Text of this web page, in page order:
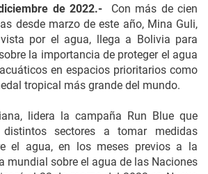
de 2022.- Con más de cien
desde marzo de este año, Mina Guli,
por el agua, llega a Bolivia para
la importancia de proteger el agua
en espacios prioritarios como
tropical más grande del mundo.
lidera la campaña Run Blue que
sectores a tomar medidas
el agua, en los meses previos a la
mundial sobre el agua de las Naciones